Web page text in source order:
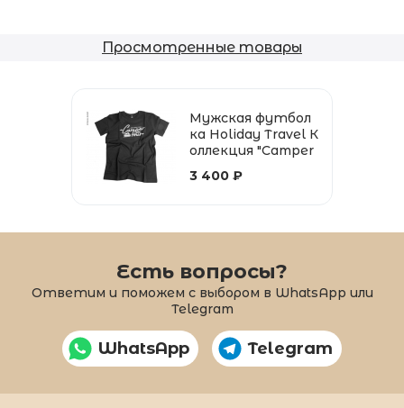
Просмотренные товары
Мужская футбол
ка Holiday Travel К
оллекция "Camper
3 400 ₽
Есть вопросы?
Ответим и поможем с выбором в WhatsApp или
Telegram
WhatsApp Telegram